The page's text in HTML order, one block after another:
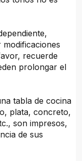
modificaciones
recuerde
prolongar el
tabla de cocina
plata, concreto,
son impresos,
de sus